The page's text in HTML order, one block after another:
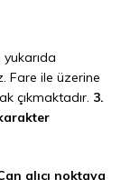
Fare ile üzerine
çıkmaktadır. 3.
alıcı noktaya